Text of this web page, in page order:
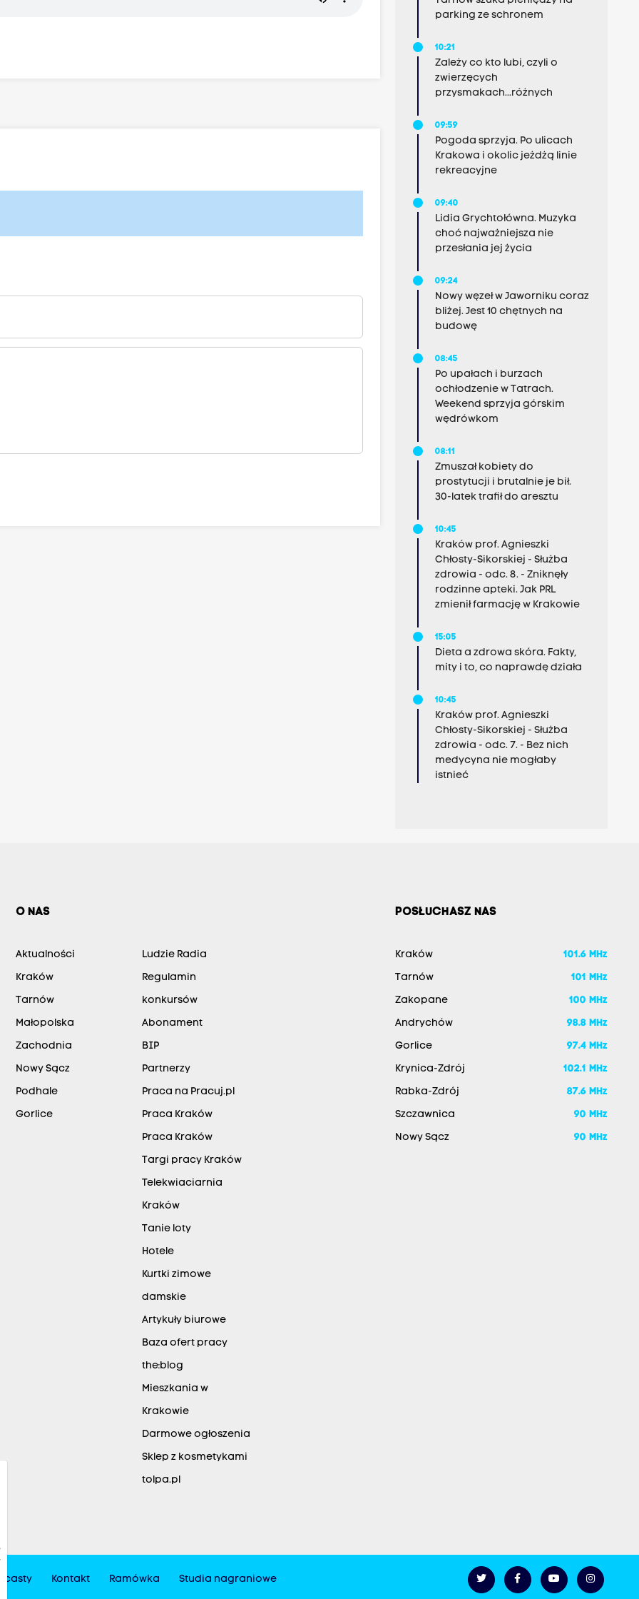
parking ze schronem
10:21
Zależy co kto lubi, czyli o
zwierzęcych
przysmakach...różnych
09:59
Pogoda sprzyja. Po ulicach
Krakowa i okolic jeżdżą linie
rekreacyjne
09:40
Lidia Grychtołówna. Muzyka
choć najważniejsza nie
przesłania jej życia
09:24
Nowy węzeł w Jaworniku coraz
bliżej. Jest 10 chętnych na
budowę
08:45
Po upałach i burzach
ochłodzenie w Tatrach.
Weekend sprzyja górskim
wędrówkom
08:11
Zmuszał kobiety do
prostytucji i brutalnie je bił.
30-latek trafił do aresztu
10:45
Kraków prof. Agnieszki
Chłosty-Sikorskiej - Służba
zdrowia - odc. 8. - Zniknęły
rodzinne apteki. Jak PRL
zmienił farmację w Krakowie
15:05
Dieta a zdrowa skóra. Fakty,
mity i to, co naprawdę działa
10:45
Kraków prof. Agnieszki
Chłosty-Sikorskiej - Służba
zdrowia - odc. 7. - Bez nich
medycyna nie mogłaby
istnieć
O NAS
Aktualności
Kraków
Tarnów
Małopolska
Zachodnia
Nowy Sącz
Podhale
Gorlice
Ludzie Radia
Regulamin
konkursów
Abonament
BIP
Partnerzy
Praca na Pracuj.pl
Praca Kraków
Praca Kraków
Targi pracy Kraków
Telekwiaciarnia
Kraków
Tanie loty
Hotele
Kurtki zimowe
damskie
Artykuły biurowe
Baza ofert pracy
the:blog
Mieszkania w
Krakowie
Darmowe ogłoszenia
Sklep z kosmetykami
tolpa.pl
POSŁUCHASZ NAS
Kraków 101.6 MHz
Tarnów 101 MHz
Zakopane 100 MHz
Andrychów 98.8 MHz
Gorlice 97.4 MHz
Krynica-Zdrój 102.1 MHz
Rabka-Zdrój 87.6 MHz
Szczawnica 90 MHz
Nowy Sącz 90 MHz
Kontakt Ramówka Studia nagraniowe